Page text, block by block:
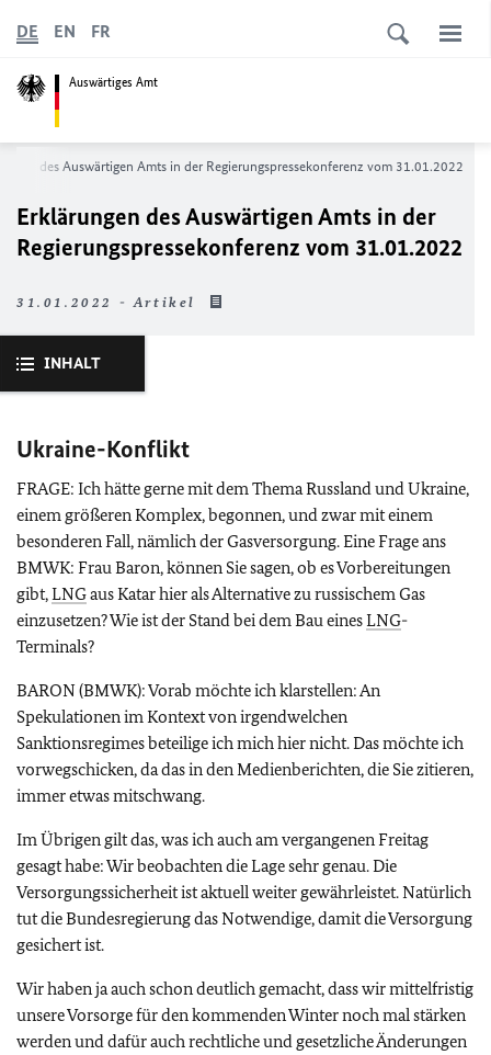
Auswärtiges Amt
DE EN FR
des Auswärtigen Amts in der Regierungs­­­pressekonferenz vom 31.01.2022
Erklärungen des Auswärtigen Amts in der
Regierungs­­­pressekonferenz vom 31.01.2022
31.01.2022 - Artikel
INHALT
Ukraine-Konflikt
FRAGE: Ich hätte gerne mit dem Thema Russland und Ukraine,
einem größeren Komplex, begonnen, und zwar mit einem
besonderen Fall, nämlich der Gasversorgung. Eine Frage ans
BMWK: Frau Baron, können Sie sagen, ob es Vorbereitungen
gibt,LNGaus Katar hier als Alternative zu russischem Gas
einzusetzen? Wie ist der Stand bei dem Bau einesLNG-
Terminals?
BARON (BMWK): Vorab möchte ich klarstellen: An
Spekulationen im Kontext von irgendwelchen
Sanktionsregimes beteilige ich mich hier nicht. Das möchte ich
vorwegschicken, da das in den Medienberichten, die Sie zitieren,
immer etwas mitschwang.
Im Übrigen gilt das, was ich auch am vergangenen Freitag
gesagt habe: Wir beobachten die Lage sehr genau. Die
Versorgungssicherheit ist aktuell weiter gewährleistet. Natürlich
tut die Bundesregierung das Notwendige, damit die Versorgung
gesichert ist.
Wir haben ja auch schon deutlich gemacht, dass wir mittelfristig
unsere Vorsorge für den kommenden Winter noch mal stärken
werden und dafür auch rechtliche und gesetzliche Änderungen